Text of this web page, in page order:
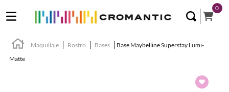
0
Maquillaje Rostro Bases
Base Maybelline Superstay Lumi-
Matte